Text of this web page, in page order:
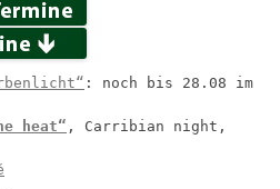
: noch bis 28.08 im
heat“ , Carribian night,